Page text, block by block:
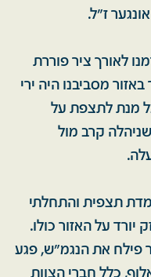
ז"ל.
לאורך ציר פוררת
מסביבנו היה ירי
מנת לתצפת על
קרב מול
תצפית והתחלתי
על האזור כולו.
פילח את הנגמ"ש, פגע
כלל חברי הצוות